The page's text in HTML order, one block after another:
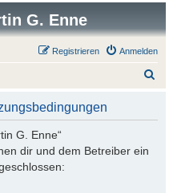
G. Enne
Anmelden
Registrieren
G. Enne“
dir und dem Betreiber ein